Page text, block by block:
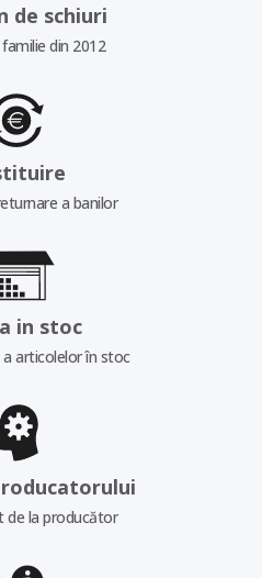
de schiuri
din 2012
a banilor
in stoc
articolelor în stoc
de la producător